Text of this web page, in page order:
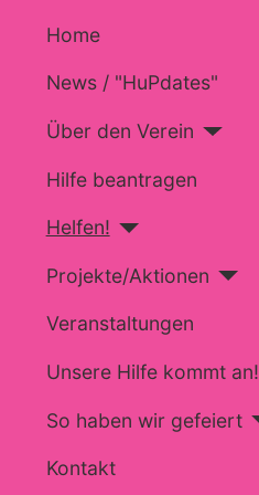
Home
News / "HuPdates"
Über den Verein
Hilfe beantragen
Helfen!
Projekte/Aktionen
Veranstaltungen
Unsere Hilfe kommt an!
So haben wir gefeiert
Kontakt